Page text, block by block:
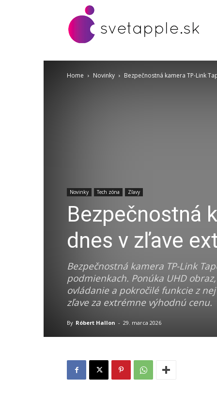
Home Novinky Bezpečnostná kamera TP-Link
Novinky Tech zóna Zľavy
Bezpečnostná
dnes v zľave
Bezpečnostná kamera TP-Link
podmienkach. Ponúka UHD
ovládanie a pokročilé funkcie z
zľave za extrémne výhodnú cenu.
By Róbert Hallon - 29. marca 2026